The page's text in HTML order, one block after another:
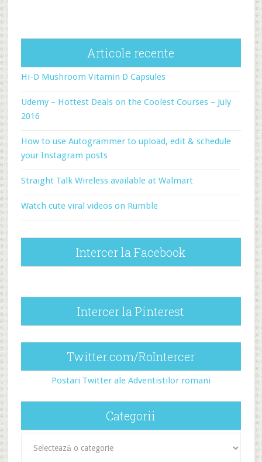
Articole recente
Hi-D Mushroom Vitamin D Capsules
Udemy – Hottest Deals on the Coolest Courses – July
2016
How to use Autogrammer to upload, edit & schedule
your Instagram posts
Straight Talk Wireless available at Walmart
Watch cute viral videos on Rumble
Intercer la Facebook
Intercer la Pinterest
Twitter.com/RoIntercer
Postari Twitter ale Adventistilor romani
Categorii